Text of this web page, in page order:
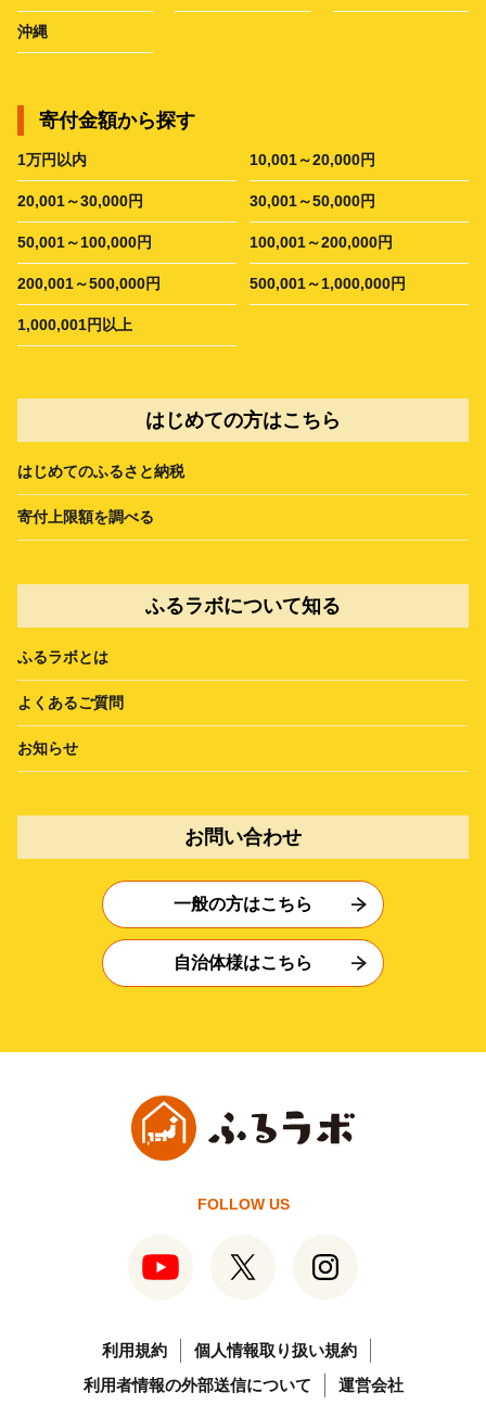
沖縄
寄付金額から探す
1万円以内 10,001～20,000円
20,001～30,000円 30,001～50,000円
50,001～100,000円 100,001～200,000円
200,001～500,000円 500,001～1,000,000円
1,000,001円以上
はじめての方はこちら
はじめてのふるさと納税
寄付上限額を調べる
ふるラボについて知る
ふるラボとは
よくあるご質問
お知らせ
お問い合わせ
一般の方はこちら
自治体様はこちら
FOLLOW US
利用規約
個人情報取り扱い規約
利用者情報の外部送信について
運営会社